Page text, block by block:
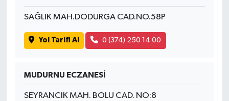
SAĞLIK MAH.DODURGA CAD.NO.58P
Yol Tarifi Al 0 (374) 250 14 00
MUDURNU ECZANESİ
SEYRANCIK MAH. BOLU CAD. NO:8